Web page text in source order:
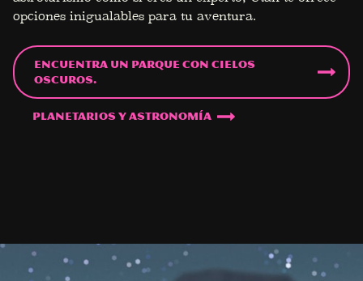
opciones inigualables para tu aventura.
Encuentra un parque con cielos
oscuros.
Planetarios y astronomía